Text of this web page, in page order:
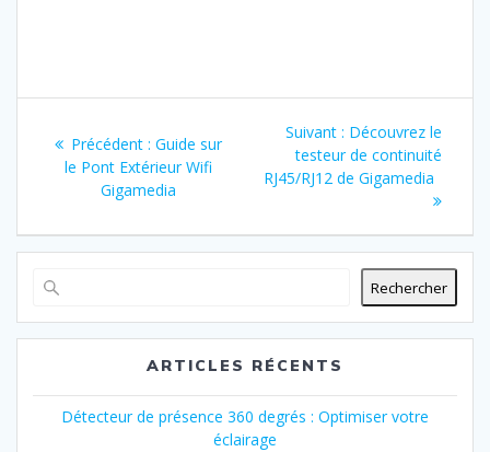
de
l’article
Précédent : Article
précédent
:
Guide sur
le Pont Extérieur Wifi
Gigamedia
Suivant : Article
suivant
:
Découvrez le
testeur de continuité
RJ45/RJ12 de Gigamedia
Rechercher
ARTICLES RÉCENTS
Détecteur de présence 360 degrés : Optimiser votre
éclairage